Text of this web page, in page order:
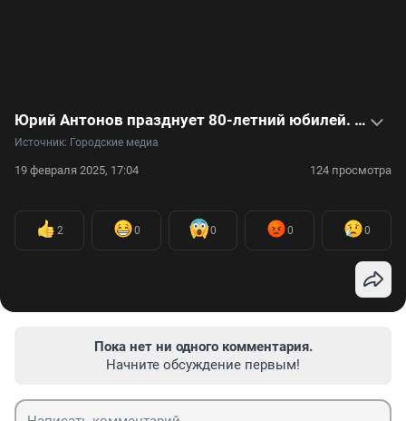
Юрий Антонов празднует 80-летний юбилей. На видео вспоминаем путь автора шлягеров
Источник: Городские медиа
19 февраля 2025, 17:04 124 просмотра
2 0 0 0 0
Пока нет ни одного комментария.
Начните обсуждение первым!